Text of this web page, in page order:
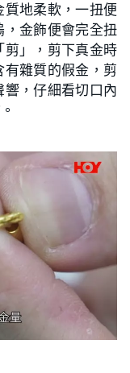
地柔軟，一扭便
金飾便會完全扭
剪」，剪下真金時
雜質的假金，剪
，仔細看切口內